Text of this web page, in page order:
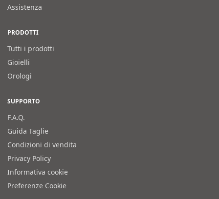
Assistenza
PRODOTTI
Tutti i prodotti
Gioielli
Orologi
SUPPORTO
F.A.Q.
Guida Taglie
Condizioni di vendita
Privacy Policy
Informativa cookie
Preferenze Cookie